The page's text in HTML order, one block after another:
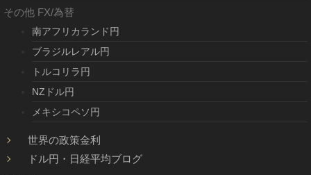
その他 FX/為替
南アフリカランド円
ブラジルレアル円
トルコリラ円
NZドル円
メキシコペソ円
世界の政策金利
ドル円・日経平均ブログ